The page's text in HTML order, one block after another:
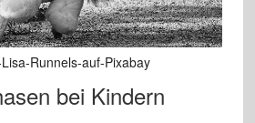
Runnels-auf-Pixabay
bei Kindern